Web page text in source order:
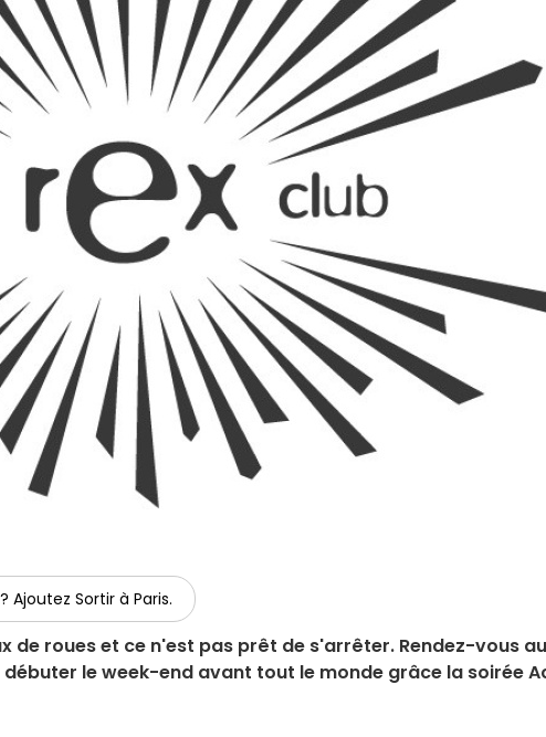
Ajoutez Sortir à Paris.
de roues et ce n'est pas prêt de s'arrêter. Rendez-vous au
débuter le week-end avant tout le monde grâce la soirée